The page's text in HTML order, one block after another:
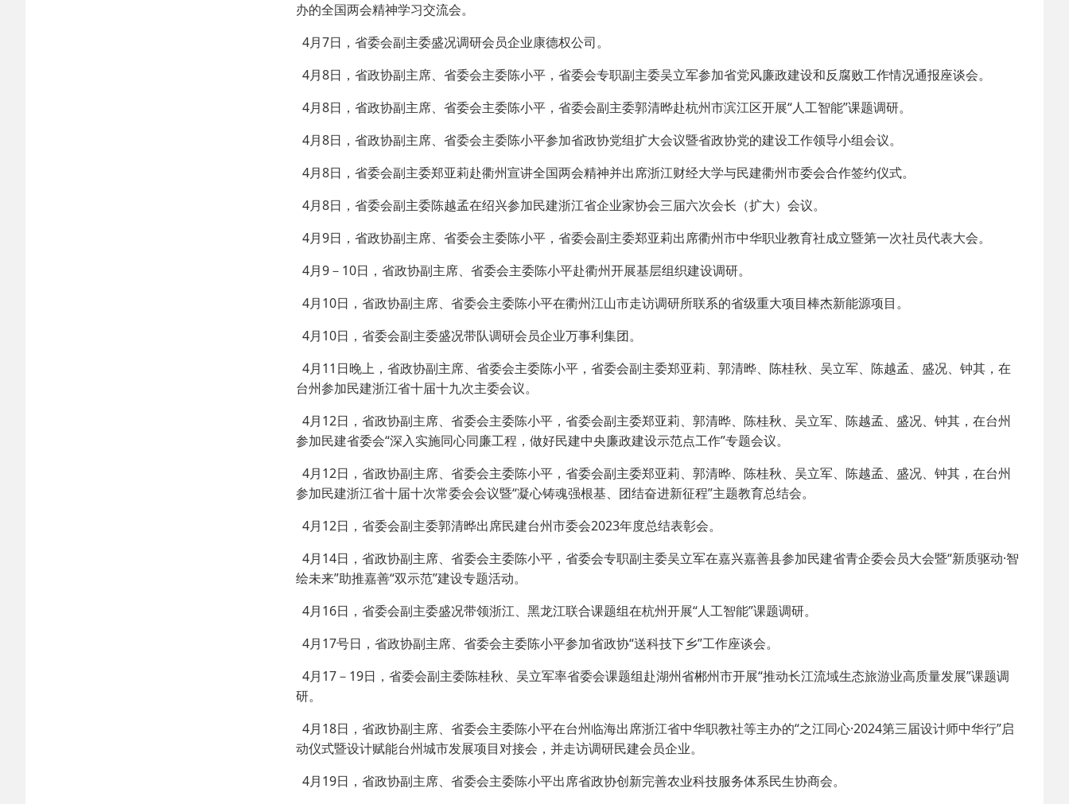
办的全国两会精神学习交流会。
4月7日，省委会副主委盛况调研会员企业康德权公司。
4月8日，省政协副主席、省委会主委陈小平，省委会专职副主委吴立军参加省党风廉政建设和反腐败工作情况通报座谈会。
4月8日，省政协副主席、省委会主委陈小平，省委会副主委郭清晔赴杭州市滨江区开展“人工智能”课题调研。
4月8日，省政协副主席、省委会主委陈小平参加省政协党组扩大会议暨省政协党的建设工作领导小组会议。
4月8日，省委会副主委郑亚莉赴衢州宣讲全国两会精神并出席浙江财经大学与民建衢州市委会合作签约仪式。
4月8日，省委会副主委陈越孟在绍兴参加民建浙江省企业家协会三届六次会长（扩大）会议。
4月9日，省政协副主席、省委会主委陈小平，省委会副主委郑亚莉出席衢州市中华职业教育社成立暨第一次社员代表大会。
4月9－10日，省政协副主席、省委会主委陈小平赴衢州开展基层组织建设调研。
4月10日，省政协副主席、省委会主委陈小平在衢州江山市走访调研所联系的省级重大项目棒杰新能源项目。
4月10日，省委会副主委盛况带队调研会员企业万事利集团。
4月11日晚上，省政协副主席、省委会主委陈小平，省委会副主委郑亚莉、郭清晔、陈桂秋、吴立军、陈越孟、盛况、钟其，在
台州参加民建浙江省十届十九次主委会议。
4月12日，省政协副主席、省委会主委陈小平，省委会副主委郑亚莉、郭清晔、陈桂秋、吴立军、陈越孟、盛况、钟其，在台州
参加民建省委会“深入实施同心同廉工程，做好民建中央廉政建设示范点工作”专题会议。
4月12日，省政协副主席、省委会主委陈小平，省委会副主委郑亚莉、郭清晔、陈桂秋、吴立军、陈越孟、盛况、钟其，在台州
参加民建浙江省十届十次常委会会议暨“凝心铸魂强根基、团结奋进新征程”主题教育总结会。
4月12日，省委会副主委郭清晔出席民建台州市委会2023年度总结表彰会。
4月14日，省政协副主席、省委会主委陈小平，省委会专职副主委吴立军在嘉兴嘉善县参加民建省青企委会员大会暨“新质驱动·智
绘未来”助推嘉善“双示范”建设专题活动。
4月16日，省委会副主委盛况带领浙江、黑龙江联合课题组在杭州开展“人工智能”课题调研。
4月17号日，省政协副主席、省委会主委陈小平参加省政协“送科技下乡”工作座谈会。
4月17－19日，省委会副主委陈桂秋、吴立军率省委会课题组赴湖州省郴州市开展“推动长江流域生态旅游业高质量发展”课题调
研。
4月18日，省政协副主席、省委会主委陈小平在台州临海出席浙江省中华职教社等主办的“之江同心·2024第三届设计师中华行”启
动仪式暨设计赋能台州城市发展项目对接会，并走访调研民建会员企业。
4月19日，省政协副主席、省委会主委陈小平出席省政协创新完善农业科技服务体系民生协商会。